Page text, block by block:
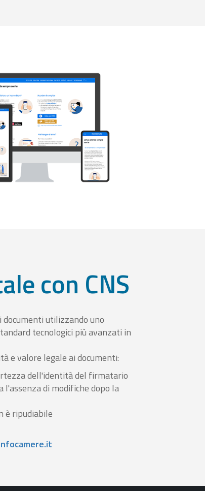
con CNS
utilizzando uno
tecnologici più avanzati in
e valore legale ai documenti:
dell'identità del firmatario
l'assenza di modifiche dopo la
è ripudiabile